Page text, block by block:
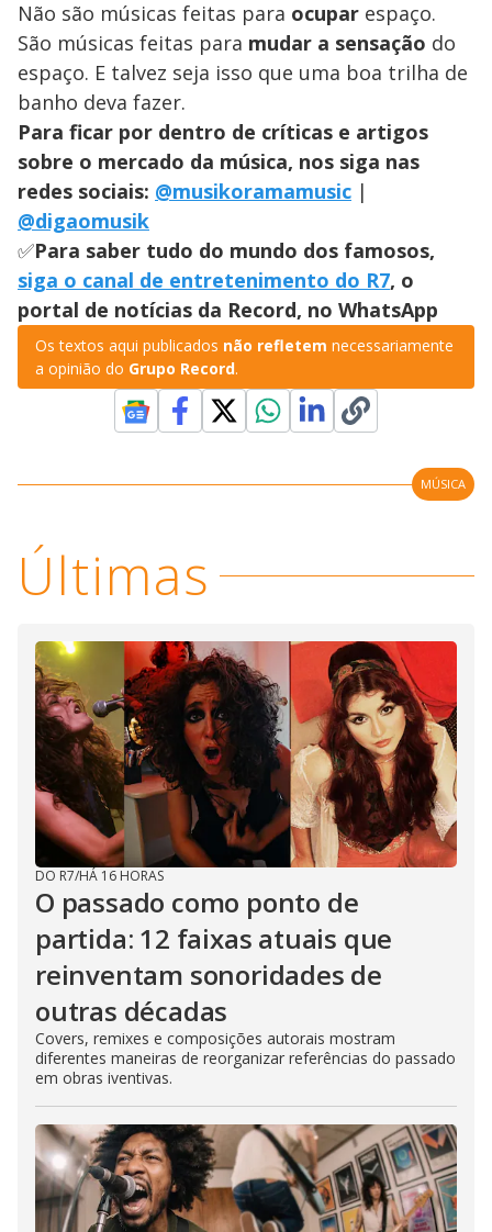
Não são músicas feitas para ocupar espaço.
São músicas feitas para mudar a sensação do
espaço. E talvez seja isso que uma boa trilha de
banho deva fazer.
Para ficar por dentro de críticas e artigos
sobre o mercado da música, nos siga nas
redes sociais: @musikoramamusic |
@digaomusik
✅Para saber tudo do mundo dos famosos,
siga o canal de entretenimento do R7, o
portal de notícias da Record, no WhatsApp
Os textos aqui publicados não refletem necessariamente
a opinião do Grupo Record.
MÚSICA
Últimas
DO R7/HÁ 16 HORAS
O passado como ponto de
partida: 12 faixas atuais que
reinventam sonoridades de
outras décadas
Covers, remixes e composições autorais mostram
diferentes maneiras de reorganizar referências do passado
em obras iventivas.